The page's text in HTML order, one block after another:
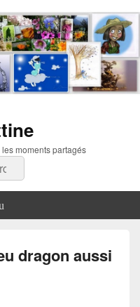
moments partagés
dragon aussi